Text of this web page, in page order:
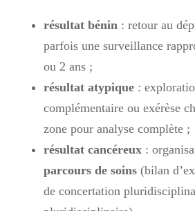
résultat bénin : retour au
parfois une surveillance
ou 2 ans ;
résultat atypique:
complémentaire ou exérèse
zone pour analyse complète ;
résultat cancéreux:
parcours de soins(bilan
de concertation